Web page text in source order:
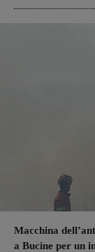
Macchina
a Bucine per un